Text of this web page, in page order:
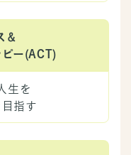
＆
ー(ACT)
生を
指す